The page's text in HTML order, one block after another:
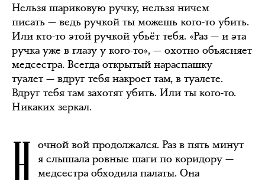
Нельзя шариковую ручку, нельзя ничем
писать — ведь ручкой ты можешь кого-то убить.
Или кто-то этой ручкой убьёт тебя. «Раз — и эта
ручка уже в глазу у кого-то», — охотно объясняет
медсестра. Всегда открытый нараспашку
туалет — вдруг тебя накроет там, в туалете.
Вдруг тебя там захотят убить. Или ты кого-то.
Никаких зеркал.
очной вой продолжался. Раз в пять минут
я слышала ровные шаги по коридору —
медсестра обходила палаты. Она